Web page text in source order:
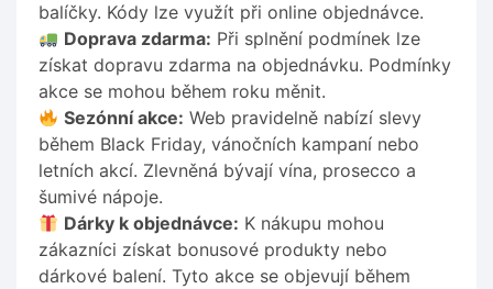
balíčky. Kódy lze využít při online objednávce.
Doprava zdarma: Při splnění podmínek lze
získat dopravu zdarma na objednávku. Podmínky
akce se mohou během roku měnit.
Sezónní akce: Web pravidelně nabízí slevy
během Black Friday, vánočních kampaní nebo
letních akcí. Zlevněná bývají vína, prosecco a
šumivé nápoje.
Dárky k objednávce: K nákupu mohou
zákazníci získat bonusové produkty nebo
dárkové balení. Tyto akce se objevují během